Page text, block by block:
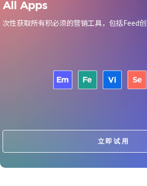
All Apps
次性获取所有积必须的营销工具，包括Feed
立即试用